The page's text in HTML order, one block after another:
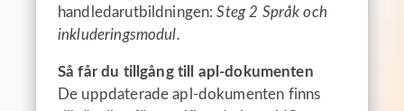
handledarutbildningen:Steg 2 Språk och
inkluderingsmodul.
Så får du tillgång till apl-dokumenten
De uppdaterade apl-dokumenten finns